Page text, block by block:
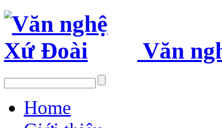
Văn
Home